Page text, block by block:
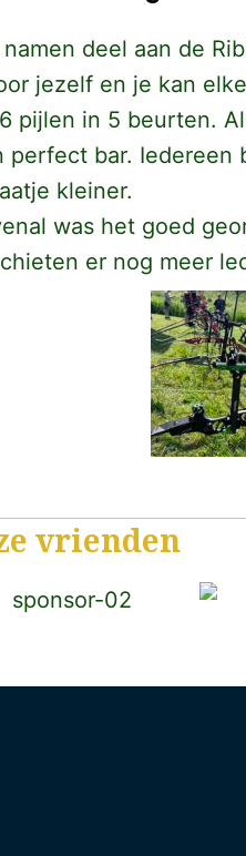
deel aan de
jezelf en je kan
in 5 beurten.
bar.
kleiner.
was het goed
er nog meer
vrienden